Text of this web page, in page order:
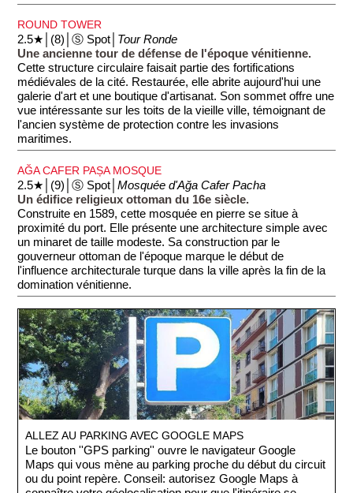
ROUND TOWER
2.5★│(8)│Ⓢ Spot│ Tour Ronde
Une ancienne tour de défense de l'époque vénitienne.
Cette structure circulaire faisait partie des fortifications
médiévales de la cité. Restaurée, elle abrite aujourd'hui une
galerie d'art et une boutique d'artisanat. Son sommet offre une
vue intéressante sur les toits de la vieille ville, témoignant de
l'ancien système de protection contre les invasions
maritimes.
AĞA CAFER PAȘA MOSQUE
2.5★│(9)│Ⓢ Spot│Mosquée d'Ağa Cafer Pacha
Un édifice religieux ottoman du 16e siècle.
Construite en 1589, cette mosquée en pierre se situe à
proximité du port. Elle présente une architecture simple avec
un minaret de taille modeste. Sa construction par le
gouverneur ottoman de l'époque marque le début de
l'influence architecturale turque dans la ville après la fin de la
domination vénitienne.
ALLEZ AU PARKING AVEC GOOGLE MAPS
Le bouton ''GPS parking'' ouvre le navigateur Google
Maps qui vous mène au parking proche du début du circuit
ou du point repère. Conseil: autorisez Google Maps à